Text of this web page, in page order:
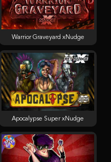
Apocalypse Super xNudge
Warrior Graveyard xNudge